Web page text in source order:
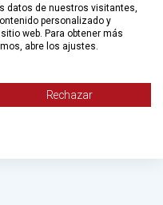
datos de nuestros visitantes,
personalizado y
web. Para obtener más
abre los ajustes.
Rechazar